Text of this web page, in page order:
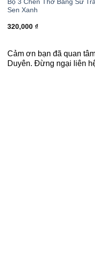
Bộ 3 Chén Thờ Bằng Sứ
Sen Xanh
320,000 ₫
Cảm ơn bạn đã quan
Duyên. Đừng ngại liên